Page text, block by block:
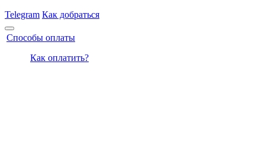
Telegram Как добраться
Способы оплаты
Как оплатить?